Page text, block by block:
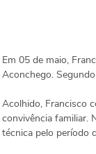
Em 05 de maio,
Aconchego.
Acolhido, Francisco
convivência familiar.
técnica pelo período